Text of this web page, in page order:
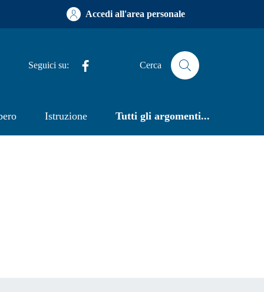
Accedi all'area personale
Seguici su: Cerca
Istruzione Tutti gli argomenti...